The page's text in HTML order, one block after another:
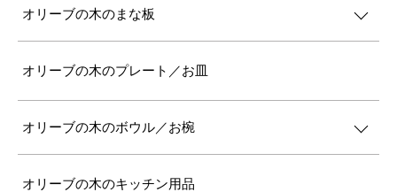
オリーブの木のまな板
オリーブの木のプレート／お皿
オリーブの木のボウル／お椀
オリーブの木のキッチン用品